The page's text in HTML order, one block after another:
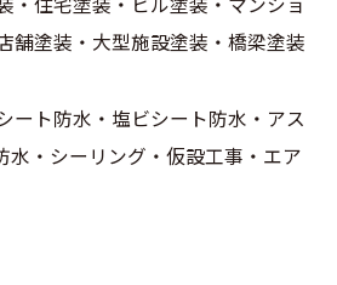
舗塗装・大型施設塗装・橋梁塗装
ート防水・塩ビシート防水・アス
水・シーリング・仮設工事・エア